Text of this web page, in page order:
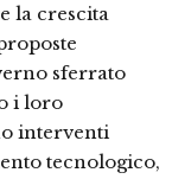
la crescita
sferrato
i loro
interventi
tecnologico,